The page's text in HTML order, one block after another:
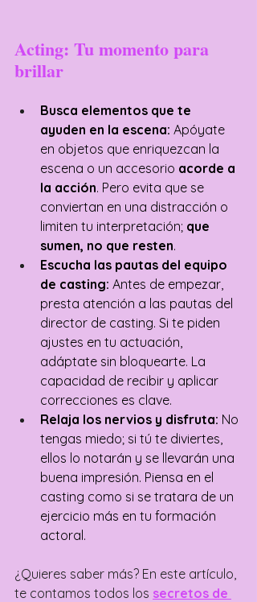
Acting: Tu momento para
brillar
Busca elementos que te
ayuden en la escena: Apóyate
en objetos que enriquezcan la
escena o un accesorio acorde a
la acción. Pero evita que se
conviertan en una distracción o
limiten tu interpretación; que
sumen, no que resten.
Escucha las pautas del equipo
de casting: Antes de empezar,
presta atención a las pautas del
director de casting. Si te piden
ajustes en tu actuación,
adáptate sin bloquearte. La
capacidad de recibir y aplicar
correcciones es clave.
Relaja los nervios y disfruta: No
tengas miedo; si tú te diviertes,
ellos lo notarán y se llevarán una
buena impresión. Piensa en el
casting como si se tratara de un
ejercicio más en tu formación
actoral.
¿Quieres saber más? En este artículo,
te contamos todos los secretos de